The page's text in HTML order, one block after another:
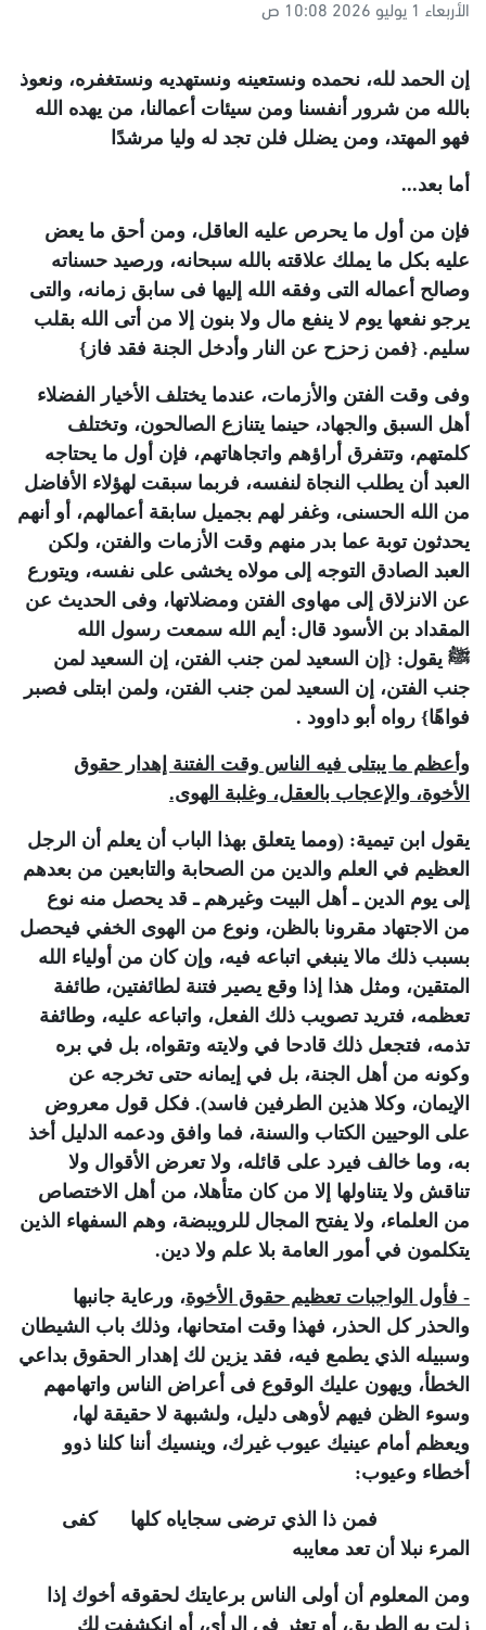
الأربعاء 1 يوليو 2026 10:08 ص
إن الحمد لله، نحمده ونستعينه ونستهديه ونستغفره، ونعوذ
بالله من شرور أنفسنا ومن سيئات أعمالنا، من يهده الله
فهو المهتد، ومن يضلل فلن تجد له وليا مرشدًا
أما بعد...
فإن من أول ما يحرص عليه العاقل، ومن أحق ما يعض
عليه بكل ما يملك علاقته بالله سبحانه، ورصيد حسناته
وصالح أعماله التى وفقه الله إليها فى سابق زمانه، والتى
يرجو نفعها يوم لا ينفع مال ولا بنون إلا من أتى الله بقلب
سليم. {فمن زحزح عن النار وأدخل الجنة فقد فاز}
وفى وقت الفتن والأزمات، عندما يختلف الأخيار الفضلاء
أهل السبق والجهاد، حينما يتنازع الصالحون، وتختلف
كلمتهم، وتتفرق أراؤهم واتجاهاتهم، فإن أول ما يحتاجه
العبد أن يطلب النجاة لنفسه، فربما سبقت لهؤلاء الأفاضل
من الله الحسنى، وغفر لهم بجميل سابقة أعمالهم، أو أنهم
يحدثون توبة عما بدر منهم وقت الأزمات والفتن، ولكن
العبد الصادق التوجه إلى مولاه يخشى على نفسه، ويتورع
عن الانزلاق إلى مهاوى الفتن ومضلاتها، وفى الحديث عن
المقداد بن الأسود قال: أيم الله سمعت رسول الله
ﷺ يقول: {إن السعيد لمن جنب الفتن، إن السعيد لمن
جنب الفتن، إن السعيد لمن جنب الفتن، ولمن ابتلى فصبر
فواهًا} رواه أبو داوود .
وأعظم ما يبتلى فيه الناس وقت الفتنة إهدار حقوق
الأخوة، والإعجاب بالعقل، وغلبة الهوى.
يقول ابن تيمية: (ومما يتعلق بهذا الباب أن يعلم أن الرجل
العظيم في العلم والدين من الصحابة والتابعين من بعدهم
إلى يوم الدين ـ أهل البيت وغيرهم ـ قد يحصل منه نوع
من الاجتهاد مقرونا بالظن، ونوع من الهوى الخفي فيحصل
بسبب ذلك مالا ينبغي اتباعه فيه، وإن كان من أولياء الله
المتقين، ومثل هذا إذا وقع يصير فتنة لطائفتين، طائفة
تعظمه، فتريد تصويب ذلك الفعل، واتباعه عليه، وطائفة
تذمه، فتجعل ذلك قادحا في ولايته وتقواه، بل في بره
وكونه من أهل الجنة، بل في إيمانه حتى تخرجه عن
الإيمان، وكلا هذين الطرفين فاسد). فكل قول معروض
على الوحيين الكتاب والسنة، فما وافق ودعمه الدليل أخذ
به، وما خالف فيرد على قائله، ولا تعرض الأقوال ولا
تناقش ولا يتناولها إلا من كان متأهلا، من أهل الاختصاص
من العلماء، ولا يفتح المجال للرويبضة، وهم السفهاء الذين
يتكلمون في أمور العامة بلا علم ولا دين.
- فأول الواجبات تعظيم حقوق الأخوة، ورعاية جانبها
والحذر كل الحذر، فهذا وقت امتحانها، وذلك باب الشيطان
وسبيله الذي يطمع فيه، فقد يزين لك إهدار الحقوق بداعي
الخطأ، ويهون عليك الوقوع فى أعراض الناس واتهامهم
وسوء الظن فيهم لأوهى دليل، ولشبهة لا حقيقة لها،
ويعظم أمام عينيك عيوب غيرك، وينسيك أننا كلنا ذوو
أخطاء وعيوب:
فمن ذا الذي ترضى سجاياه كلها كفى
المرء نبلا أن تعد معايبه
ومن المعلوم أن أولى الناس برعايتك لحقوقه أخوك إذا
زلت به الطريق، أو تعثر فى الرأى، أو انكشفت لك